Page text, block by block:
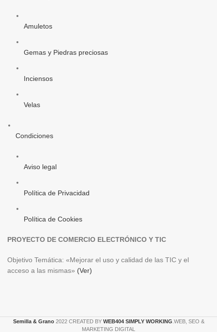
Amuletos
Gemas y Piedras preciosas
Inciensos
Velas
Condiciones
Aviso legal
Política de Privacidad
Política de Cookies
PROYECTO DE COMERCIO ELECTRÓNICO Y TIC
Objetivo Temática: «Mejorar el uso y calidad de las TIC y el
acceso a las mismas» (Ver)
Semilla & Grano 2022 CREATED BY WEB404 SIMPLY WORKING .WEB, SEO &
MARKETING DIGITAL